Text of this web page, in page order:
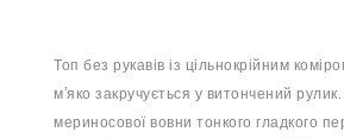
Топ без рукавів із цільнокрійним
м’яко закручується у витончений
мериносової вовни тонкого гладкого